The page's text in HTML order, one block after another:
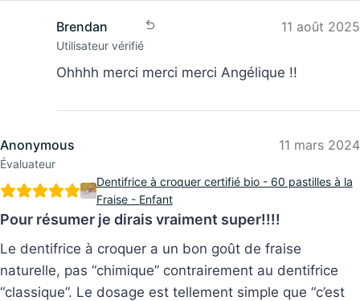
Brendan
Utilisateur vérifié
11 août 2025
Ohhhh merci merci merci Angélique !!
Anonymous
Évaluateur
11 mars 2024
Dentifrice à croquer certifié bio - 60 pastilles à la
Fraise - Enfant
Pour résumer je dirais vraiment super!!!!
Le dentifrice à croquer a un bon goût de fraise
naturelle, pas “chimique” contrairement au dentifrice
“classique”. Le dosage est tellement simple que “c’est